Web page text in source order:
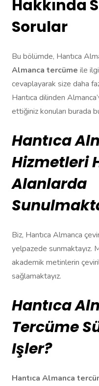
Hakkında
Sorular
Bu bölümde, Hantıca
Almanca tercüme ile
cevaplayarak size daha
Hantıca dilinden
ettiğiniz konuları burada
Hantıca
Hizmetleri
Alanlarda
Biz, Hantıca Almanca
yelpazede sunmaktayız.
akademik metinlerin
sağlamaktayız.
Hantıca
Tercüme
Işler?
Hantıca Almanca